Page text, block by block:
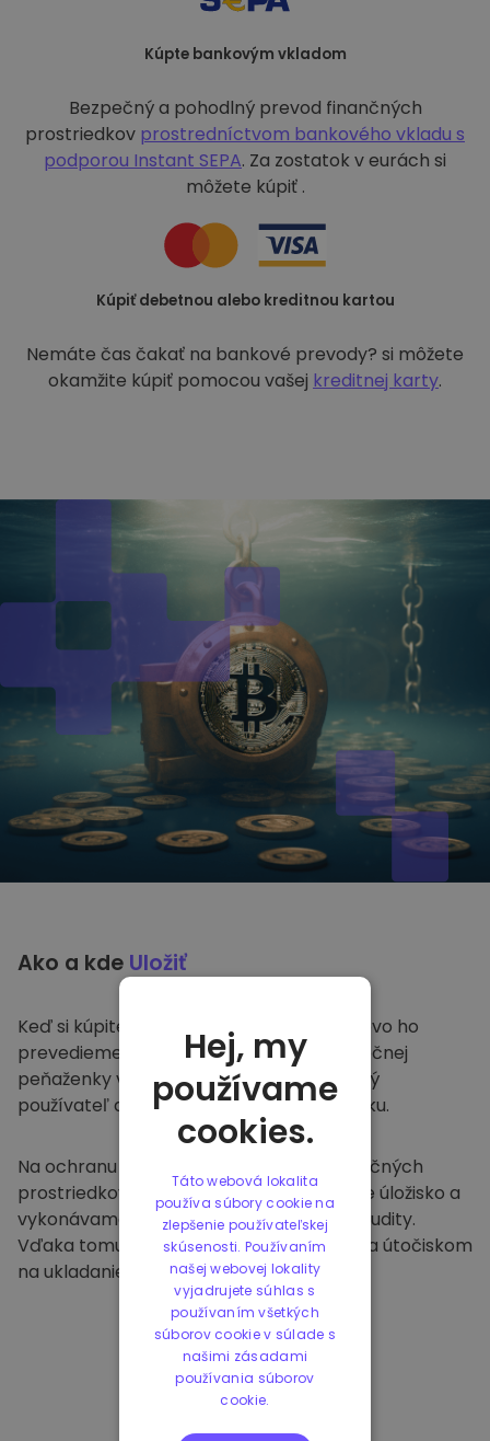
Kúpte bankovým vkladom
Bezpečný a pohodlný prevod finančných
prostriedkov prostredníctvom bankového vkladu s
podporou Instant SEPA. Za zostatok v eurách si
môžete kúpiť .
Kúpiť debetnou alebo kreditnou kartou
Nemáte čas čakať na bankové prevody? si môžete
okamžite kúpiť pomocou vašej kreditnej karty.
Ako a kde Uložiť
Keď si kúpite na Kriptomat
, bezproblémovo ho
prevedieme do vašej vyhradenej a bezpečnej
peňaženky v rámci našej platformy. Každý
používateľ dostane individuálnu peňaženku.
Na ochranu našich zákazníkov a ich finančných
prostriedkov ponúkame bezpečné offline úložisko a
vykonávame pravidelné bezpečnostné audity.
Vďaka tomuto prístupu je naša platforma útočiskom
na ukladanie a iných kryptomien.
Hej, my
používame
cookies.
Táto webová lokalita
používa súbory cookie na
zlepšenie používateľskej
skúsenosti. Používaním
našej webovej lokality
vyjadrujete súhlas s
používaním všetkých
súborov cookie v súlade s
našimi zásadami
používania súborov
cookie.